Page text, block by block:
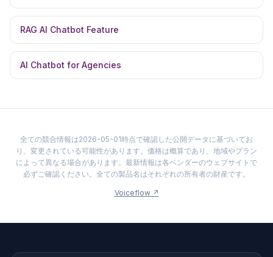
RAG AI Chatbot Feature
AI Chatbot for Agencies
全ての競合情報は2026-05-01時点で確認した公開データに基づいてお
り、変更されている可能性があります。価格は概算であり、地域やプラン
によって異なる場合があります。最新情報は各ベンダーのウェブサイトで
必ずご確認ください。全ての製品名はそれぞれの所有者の財産です。
Voiceflow↗